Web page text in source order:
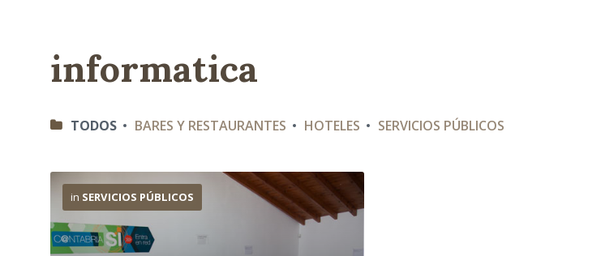
informatica
C
G
A
S
TODOS BARES Y RESTAURANTES HOTELES SERVICIOS PÚBLICOS
in SERVICIOS PÚBLICOS
M
i
n
f